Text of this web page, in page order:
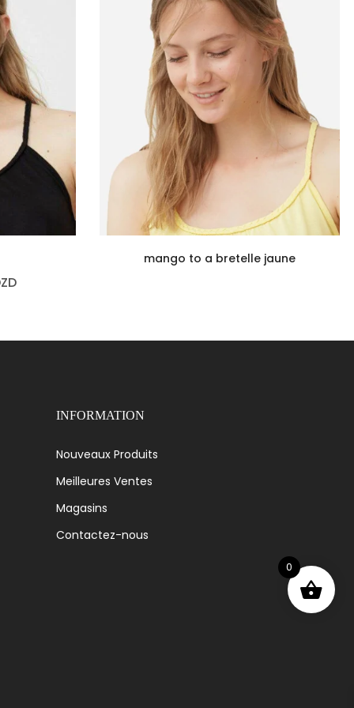
mango to a bretelle jaune
INFORMATION
Nouveaux Produits
Meilleures Ventes
Magasins
Contactez-nous
0